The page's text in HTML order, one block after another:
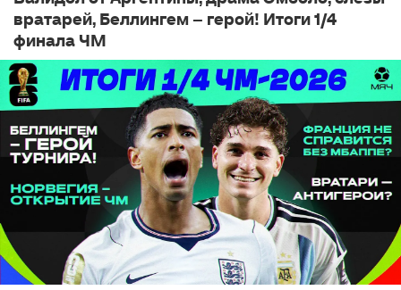
вратарей, Беллингем – герой! Итоги 1/4
финала ЧМ